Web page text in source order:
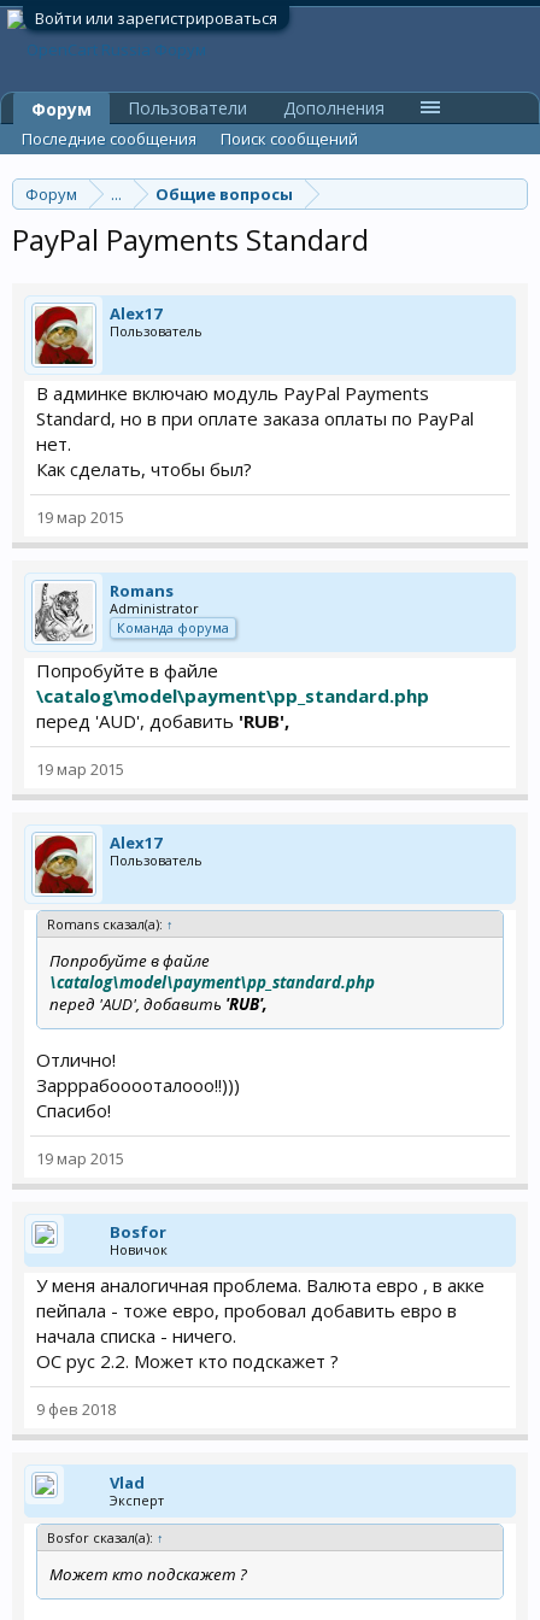
Войти или зарегистрироваться
Форум ... Общие вопросы
PayPal Payments Standard
Alex17
Пользователь
В админке включаю модуль PayPal Payments
Standard, но в при оплате заказа оплаты по PayPal
нет.
Как сделать, чтобы был?
19 мар 2015
Romans
Administrator
Команда форума
Попробуйте в файле
\catalog\model\payment\pp_standard.php
перед 'AUD', добавить 'RUB',
19 мар 2015
Alex17
Пользователь
Romans сказал(а): ↑
Попробуйте в файле
\catalog\model\payment\pp_standard.php
перед 'AUD', добавить 'RUB',
Отлично!
Зарррабооооталооо!!)))
Спасибо!
19 мар 2015
Bosfor
Новичок
У меня аналогичная проблема. Валюта евро , в акке
пейпала - тоже евро, пробовал добавить евро в
начала списка - ничего.
ОС рус 2.2. Может кто подскажет ?
9 фев 2018
Vlad
Эксперт
Bosfor сказал(а): ↑
Может кто подскажет ?
Форум
Последние сообщения Поиск сообщений
Пользователи Дополнения